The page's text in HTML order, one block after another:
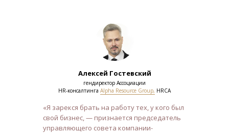
Алексей Гостевский
гендиректор Ассоциации
HR-консалтинга Alpha Resource Group, HRCA
«Я зарекся брать на работу тех, у кого был
свой бизнес, — признается председатель
управляющего совета компании-